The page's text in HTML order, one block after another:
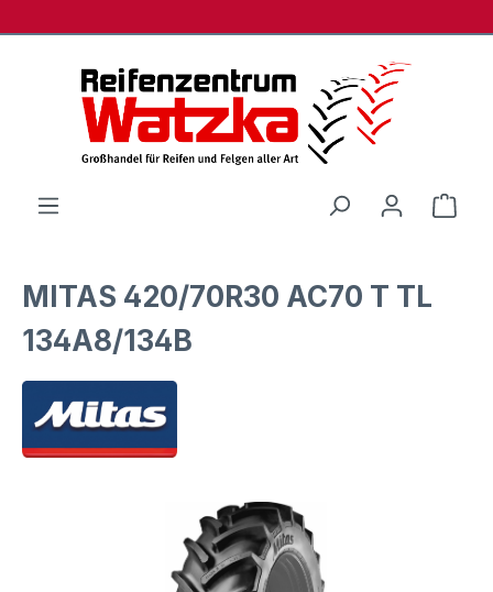
MITAS 420/70R30 AC70 T TL
134A8/134B
Bildergalerie überspringen